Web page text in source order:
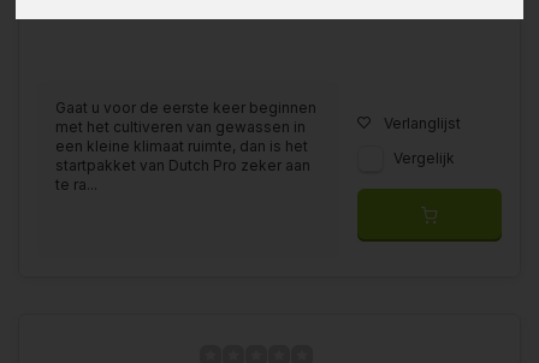
Gaat u voor de eerste keer beginnen
met het cultiveren van gewassen in
een kleine klimaat ruimte, dan is het
startpakket van Dutch Pro zeker aan
te ra...
Verlanglijst
Vergelijk